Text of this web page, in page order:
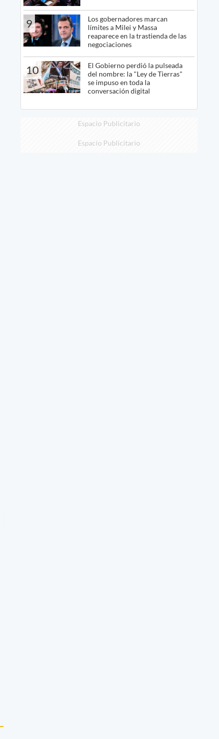
9
Los gobernadores marcan
límites a Milei y Massa
reaparece en la trastienda de las
negociaciones
10
El Gobierno perdió la pulseada
del nombre: la "Ley de Tierras"
se impuso en toda la
conversación digital
Espacio Publicitario
Espacio Publicitario